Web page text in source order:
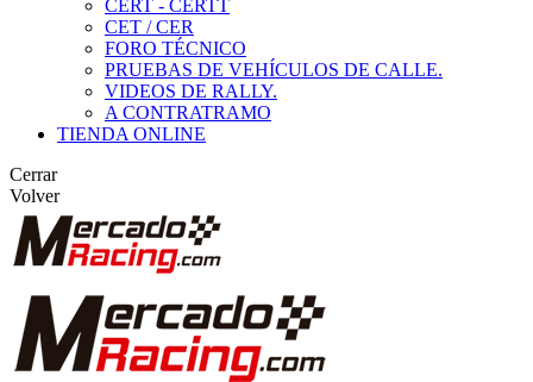
CERT - CERTT
CET / CER
FORO TÉCNICO
PRUEBAS DE VEHÍCULOS DE CALLE.
VIDEOS DE RALLY.
A CONTRATRAMO
TIENDA ONLINE
Cerrar
Volver